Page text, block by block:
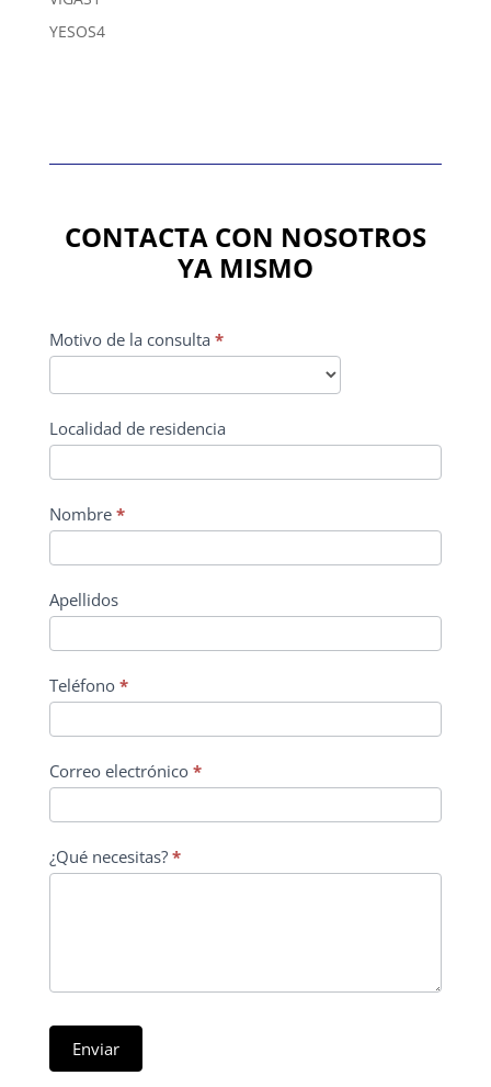
producto
YESOS44
CONTACTA CON NOSOTROS
YA MISMO
CONTACTO
PRINCIPAL
Motivo de la consulta *
Localidad de residencia
Nombre *
Apellidos
Teléfono *
Correo electrónico *
¿Qué necesitas? *
Enviar